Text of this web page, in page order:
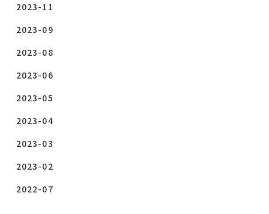
2023-11
2023-09
2023-08
2023-06
2023-05
2023-04
2023-03
2023-02
2022-07